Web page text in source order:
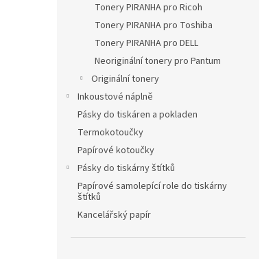
Tonery PIRANHA pro Ricoh
Tonery PIRANHA pro Toshiba
Tonery PIRANHA pro DELL
Neoriginální tonery pro Pantum
Originální tonery
Inkoustové náplně
Pásky do tiskáren a pokladen
Termokotoučky
Papírové kotoučky
Pásky do tiskárny štítků
Papírové samolepící role do tiskárny
štítků
Kancelářský papír